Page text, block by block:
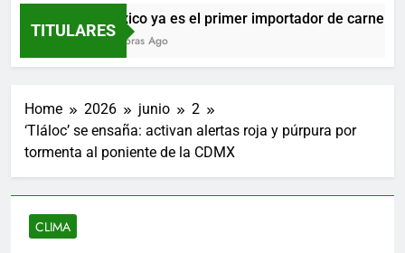
TITULARES
México ya es el primer importador de carne de
14 Horas Ago
Home 2026 junio
2
‘Tláloc’ se ensaña: activan alertas roja y púrpura por
tormenta al poniente de la CDMX
CLIMA